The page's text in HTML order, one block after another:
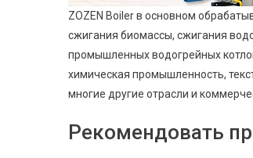
ZOZEN Boiler в основном
сжигания биомассы, сжигания
промышленных водогрейных
химическая промышленность,
многие другие отрасли и
Рекомендовать